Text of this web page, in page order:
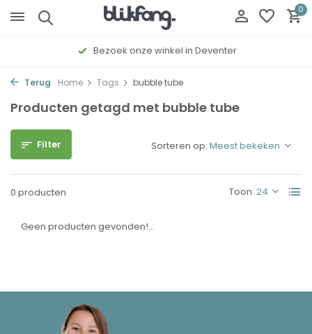
0
Bezoek onze winkel in Deventer
Terug Home Tags bubble tube
Producten getagd met bubble tube
Filter
0 producten Toon:
Sorteren op:
Geen producten gevonden!...